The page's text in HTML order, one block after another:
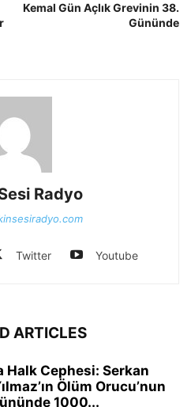
Kemal Gün Açlık Grevinin 38.
Gününde
Radyo
Twitter Youtube
ARTICLES
Halk Cephesi: Serkan
Ölüm Orucu’nun
1000...